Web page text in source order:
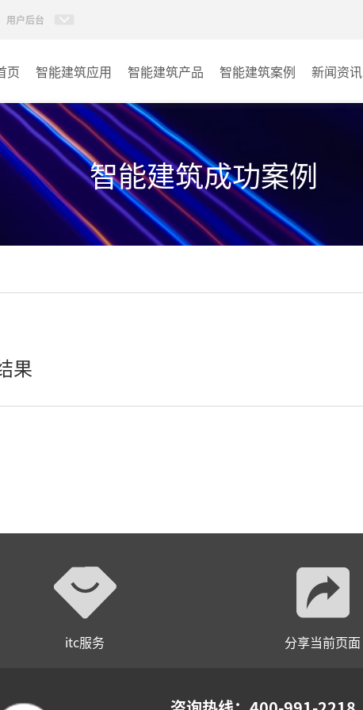
用户后台
页 智能建筑应用 智能建筑产品
智能建筑系列
智能建筑案例
政府单位
学校
其它
新闻资讯
智能建筑成功案例
果
itc服务 分享当前页面